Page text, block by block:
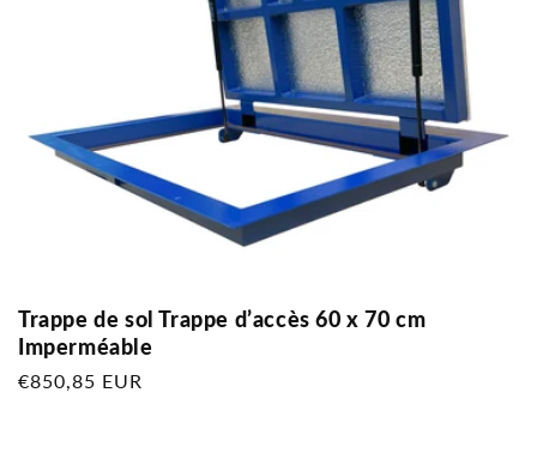
Trappe de sol Trappe d’accès 60 x 70 cm
Imperméable
Prix
€850,85 EUR